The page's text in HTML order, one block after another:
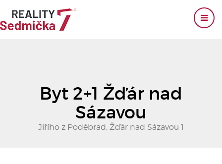
Byt 2+1 Žďár nad
Sázavou
Jiřího z Poděbrad, Žďár nad Sázavou 1